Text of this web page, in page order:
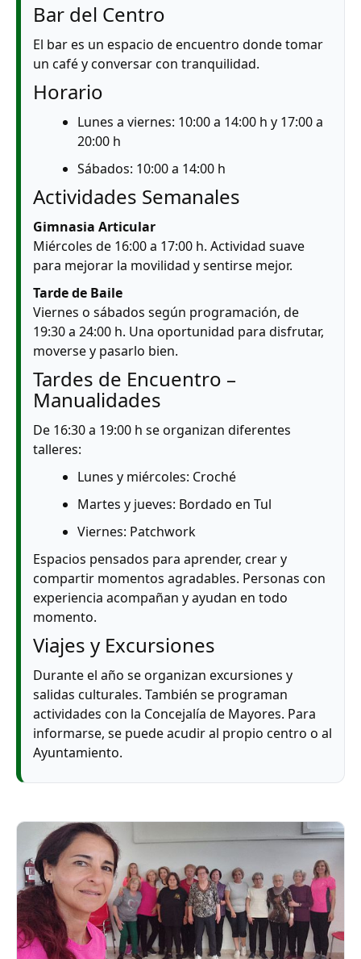
Bar del Centro
El bar es un espacio de encuentro donde tomar
un café y conversar con tranquilidad.
Horario
Lunes a viernes: 10:00 a 14:00 h y 17:00 a
20:00 h
Sábados: 10:00 a 14:00 h
Actividades Semanales
Gimnasia Articular
Miércoles de 16:00 a 17:00 h. Actividad suave
para mejorar la movilidad y sentirse mejor.
Tarde de Baile
Viernes o sábados según programación, de
19:30 a 24:00 h. Una oportunidad para disfrutar,
moverse y pasarlo bien.
Tardes de Encuentro –
Manualidades
De 16:30 a 19:00 h se organizan diferentes
talleres:
Lunes y miércoles: Croché
Martes y jueves: Bordado en Tul
Viernes: Patchwork
Espacios pensados para aprender, crear y
compartir momentos agradables. Personas con
experiencia acompañan y ayudan en todo
momento.
Viajes y Excursiones
Durante el año se organizan excursiones y
salidas culturales. También se programan
actividades con la Concejalía de Mayores. Para
informarse, se puede acudir al propio centro o al
Ayuntamiento.